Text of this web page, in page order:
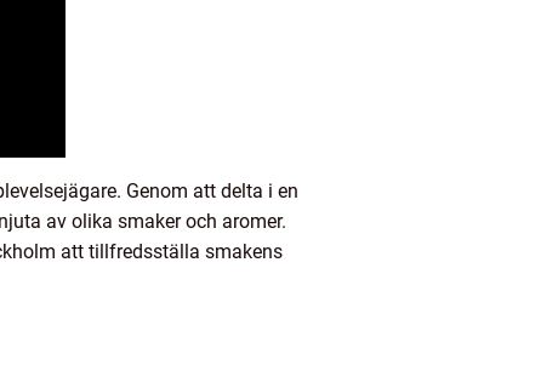
Genom att delta i en
av olika smaker och aromer.
att tillfredsställa smakens